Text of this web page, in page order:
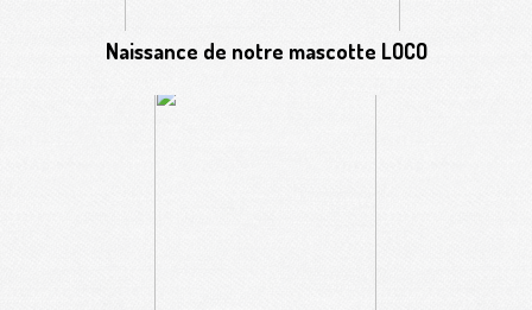
Naissance de notre mascotte LOCO